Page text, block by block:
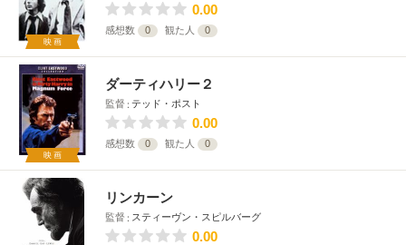
映画
0.00
感想数 0 観た人 0
映画
ダーティハリー２
監督 テッド・ポスト
0.00
感想数 0 観た人 0
リンカーン
監督 スティーヴン・スピルバーグ
0.00